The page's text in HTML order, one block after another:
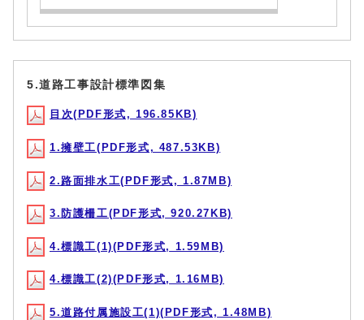
5.道路工事設計標準図集
目次(PDF形式, 196.85KB)
1.擁壁工(PDF形式, 487.53KB)
2.路面排水工(PDF形式, 1.87MB)
3.防護柵工(PDF形式, 920.27KB)
4.標識工(1)(PDF形式, 1.59MB)
4.標識工(2)(PDF形式, 1.16MB)
5.道路付属施設工(1)(PDF形式, 1.48MB)